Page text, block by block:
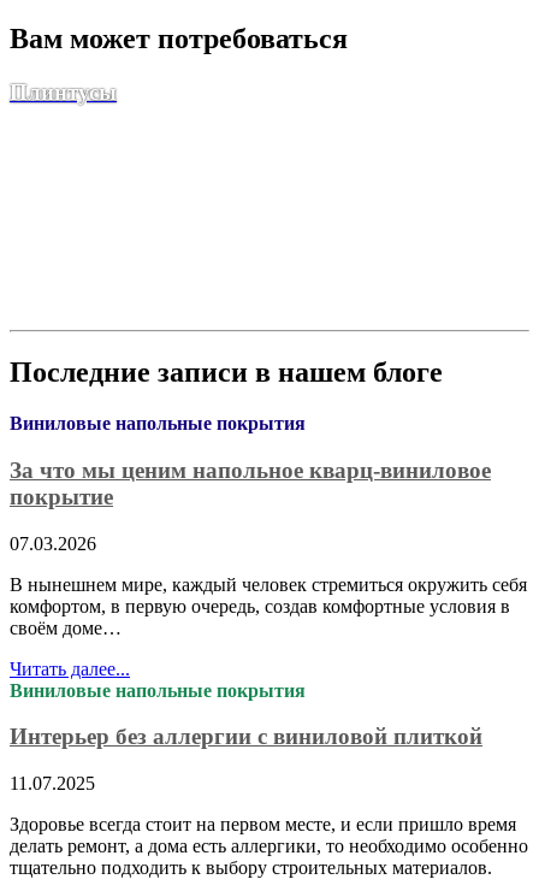
Вам может потребоваться
Плинтусы
Последние записи в нашем блоге
Виниловые напольные покрытия
За что мы ценим напольное кварц-виниловое
покрытие
07.03.2026
В нынешнем мире, каждый человек стремиться окружить себя
комфортом, в первую очередь, создав комфортные условия в
своём доме…
Читать далее...
Виниловые напольные покрытия
Интерьер без аллергии с виниловой плиткой
11.07.2025
Здоровье всегда стоит на первом месте, и если пришло время
делать ремонт, а дома есть аллергики, то необходимо особенно
тщательно подходить к выбору строительных материалов.